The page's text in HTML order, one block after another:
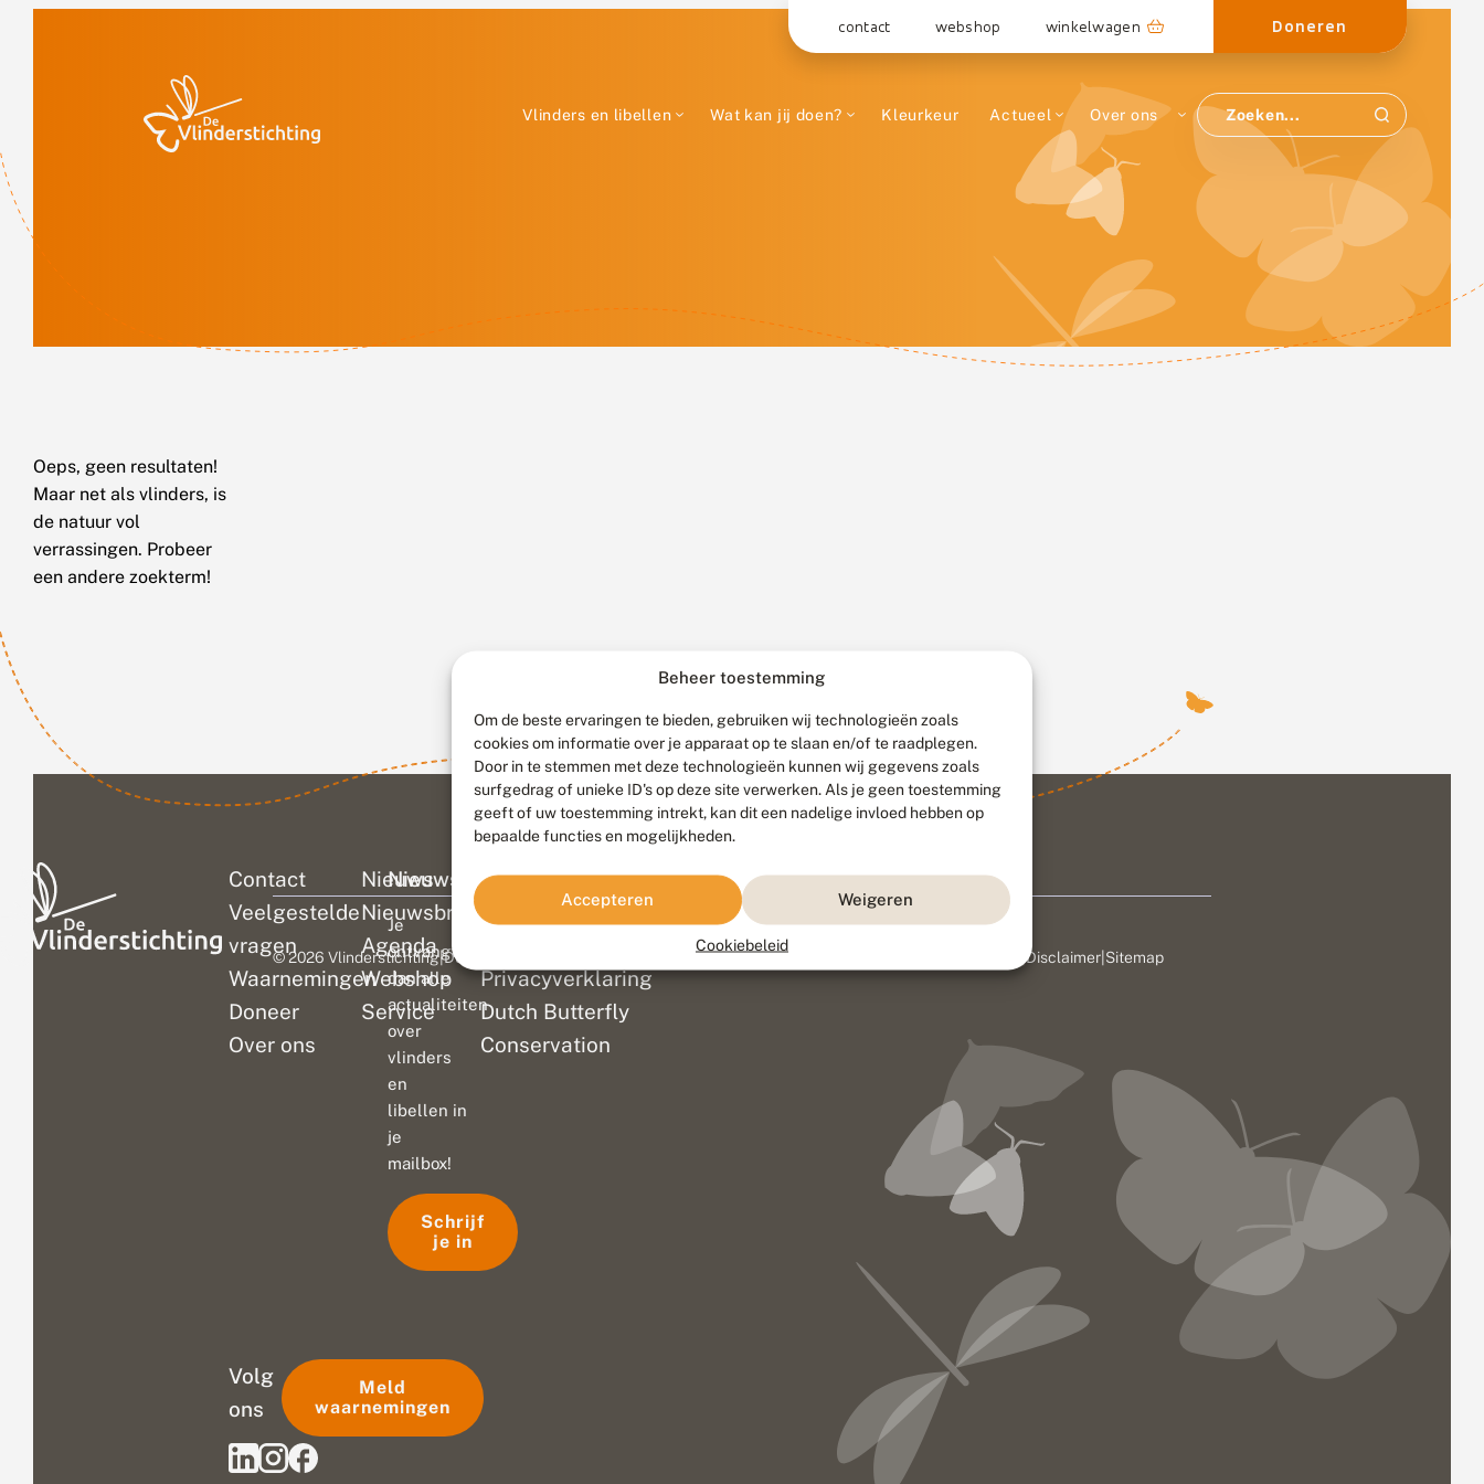
Beheer toestemming
Om de beste ervaringen te bieden, gebruiken wij technologieën zoals
cookies om informatie over je apparaat op te slaan en/of te raadplegen.
Door in te stemmen met deze technologieën kunnen wij gegevens zoals
surfgedrag of unieke ID's op deze site verwerken. Als je geen toestemming
geeft of uw toestemming intrekt, kan dit een nadelige invloed hebben op
bepaalde functies en mogelijkheden.
Accepteren Weigeren
Cookiebeleid
contact webshop winkelwagen Doneren
Vlinders en libellen Wat kan jij doen? Kleurkeur Actueel Over ons
Oeps, geen resultaten!
Maar net als vlinders, is
de natuur vol
verrassingen. Probeer
een andere zoekterm!
Contact
Veelgestelde
vragen
Waarnemingen
Doneer
Over ons
Nieuws
Nieuwsbrief
Agenda
Webshop
Service
Colofon
Disclaimer
Privacyverklaring
Dutch Butterfly
Conservation
Nieuwsbrief
Je
ontvangt
dan alle
actualiteiten
over
vlinders
en
libellen in
je
mailbox!
Schrijf
je in
Volg
ons
Meld
waarnemingen
© 2026 Vlinderstichting|Duurzaam ontwikkeld door Go2People, ontworpen door Disclaimer Sitemap